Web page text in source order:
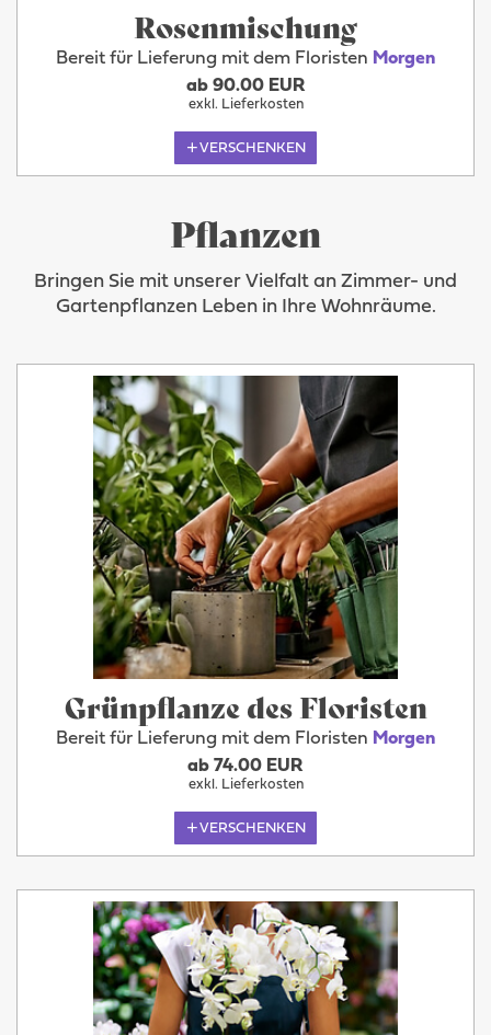
Rosenmischung
Bereit für Lieferung mit dem Floristen Morgen
ab 90.00 EUR
exkl. Lieferkosten
VERSCHENKEN
Pflanzen
Bringen Sie mit unserer Vielfalt an Zimmer- und
Gartenpflanzen Leben in Ihre Wohnräume.
Grünpflanze des Floristen
Bereit für Lieferung mit dem Floristen Morgen
ab 74.00 EUR
exkl. Lieferkosten
VERSCHENKEN